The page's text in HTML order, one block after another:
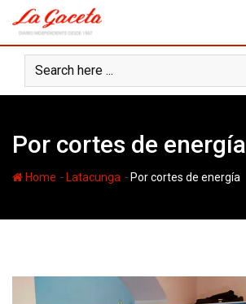
content
Por cortes de energía
Home - Latacunga - Por cortes de energía